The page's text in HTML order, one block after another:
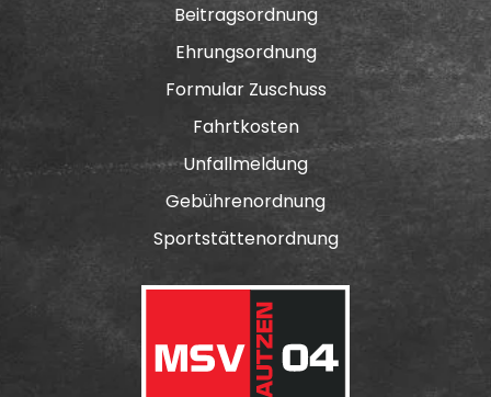
Beitragsordnung
Ehrungsordnung
Formular Zuschuss
Fahrtkosten
Unfallmeldung
Gebührenordnung
Sportstättenordnung